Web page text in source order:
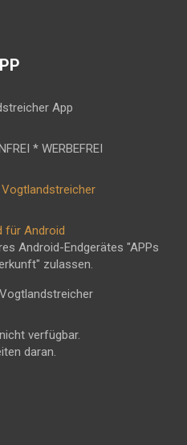
* WERBEFREI
für Android
Android-Endgerätes "APPs
zulassen.
verfügbar.
daran.